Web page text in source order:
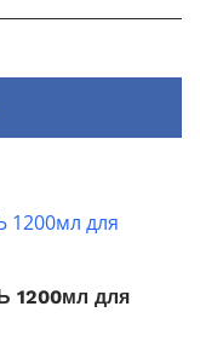
1200мл для